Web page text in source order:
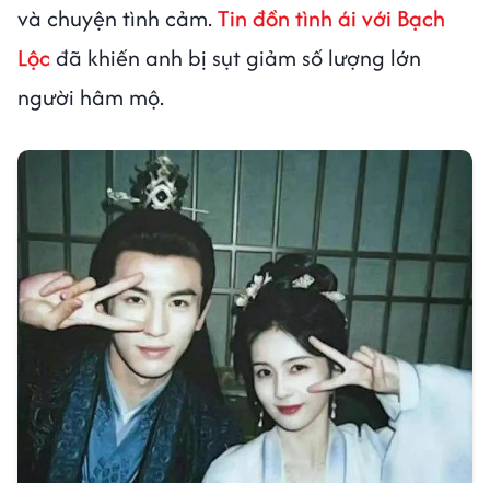
và chuyện tình cảm.Tin đồn tình ái với Bạch
Lộcđã khiến anh bị sụt giảm số lượng lớn
người hâm mộ.